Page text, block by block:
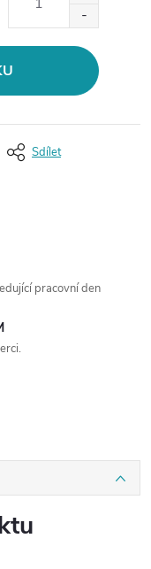
Sdílet
pracovní den